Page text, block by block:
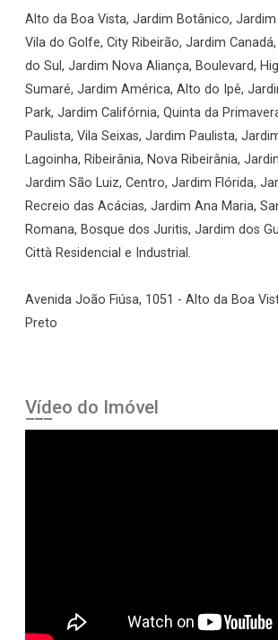
Alto da Boa Vista, Jardim Botânico, Jardim
Vila do Golfe, City Ribeirão, Jardim
do Sul, Jardim Nova Aliança, Boulevard,
Sumaré, Jardim América, Alto do Ipê,
Park, Jardim Califórnia, Quinta da
Paulista, Vila Seixas, Jardim Paulista,
Lagoinha, Ribeirânia, Nova Ribeirânia,
Jardim São Luiz, Centro, Jardim Flórida,
Recreio das Acácias, Jardim Ana Maria,
Romana, Bosque dos Juritis, Jardim dos
Città Residencial e Industrial.
Avenida João Fiúsa, 1051 - Alto da Boa
Preto
Vídeo do Imóvel